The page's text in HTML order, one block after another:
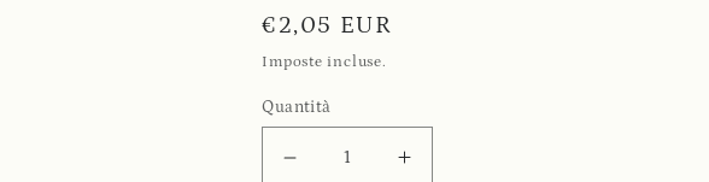
Prezzo
di
€2,05 EUR
Imposte incluse.
Quantità
DiminuisciAumenta